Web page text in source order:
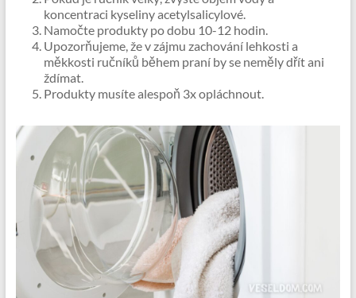
koncentraci kyseliny acetylsalicylové.
Namočte produkty po dobu 10-12 hodin.
Upozorňujeme, že v zájmu zachování lehkosti a
měkkosti ručníků během praní by se neměly dřít ani
ždímat.
Produkty musíte alespoň 3x opláchnout.